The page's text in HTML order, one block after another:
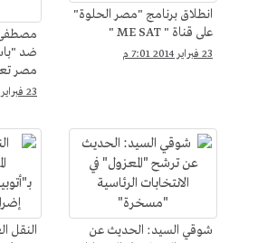
انطلاق برنامج "مصر الحلوة"
على قناة " ME SAT "
23 فبراير 2014 7:01 م
مصطفى
مصر
23 فبراير 2014 7:01 م
شوقي السيد: الحديث عن
النقل